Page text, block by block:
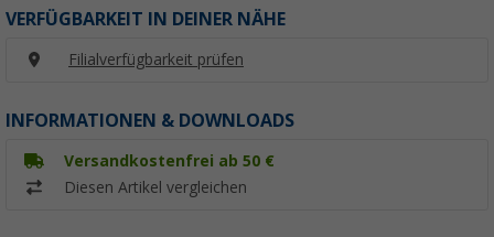
VERFÜGBARKEIT IN DEINER NÄHE
Filialverfügbarkeit prüfen
INFORMATIONEN & DOWNLOADS
Versandkostenfrei ab 50 €
Diesen Artikel vergleichen